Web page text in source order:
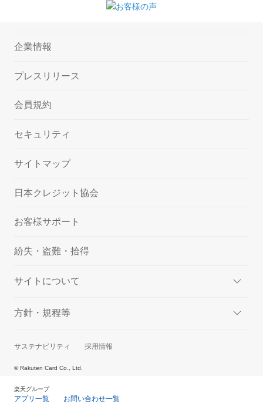
企業情報
プレスリリース
会員規約
セキュリティ
サイトマップ
日本クレジット協会
お客様サポート
紛失・盗難・拾得
サイトについて
方針・規程等
サステナビリティ 採用情報
© Rakuten Card Co., Ltd.
楽天グループ
アプリ一覧 お問い合わせ一覧